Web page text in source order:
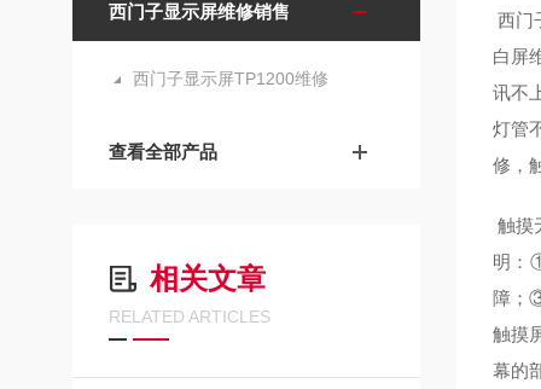
西门子显示屏维修销售
西门子显示屏TP1200维修
查看全部产品
相关文章
RELATED ARTICLES
西门
白屏
讯不
灯管
修，
触摸
明：
障；
触摸
幕的